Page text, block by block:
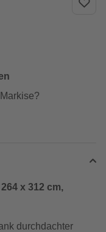
x 312 cm,
durchdachter